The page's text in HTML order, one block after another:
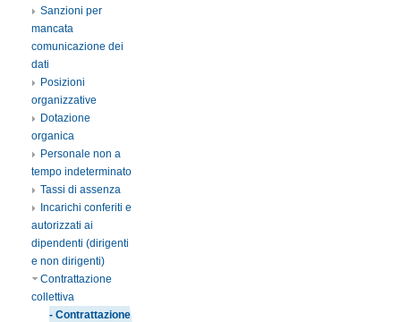
Sanzioni per
mancata
comunicazione dei
dati
Posizioni
organizzative
Dotazione
organica
Personale non a
tempo indeterminato
Tassi di assenza
Incarichi conferiti e
autorizzati ai
dipendenti (dirigenti
e non dirigenti)
Contrattazione
collettiva
- Contrattazione